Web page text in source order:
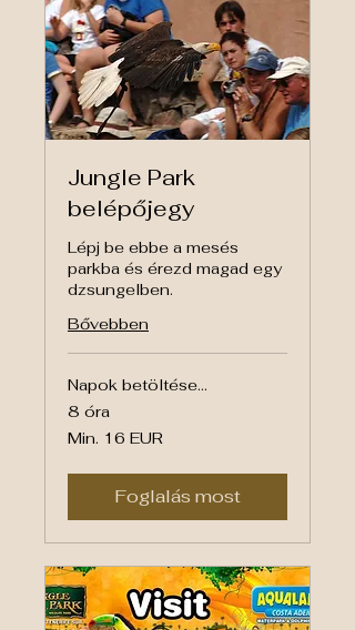
Jungle Park
belépőjegy
Lépj be ebbe a mesés
parkba és érezd magad egy
dzsungelben.
Bővebben
Napok betöltése...
8 óra
Min.
16
Min. 16 EUR
Foglalás most